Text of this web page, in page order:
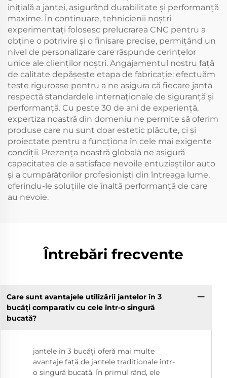
inițială a jantei, asigurând durabilitate și performanță
maxime. În continuare, tehnicienii noștri
experimentați folosesc prelucrarea CNC pentru a
obține o potrivire și o finisare precise, permițând un
nivel de personalizare care răspunde cerințelor
unice ale clienților noștri. Angajamentul nostru față
de calitate depășește etapa de fabricație: efectuăm
teste riguroase pentru a ne asigura că fiecare jantă
respectă standardele internaționale de siguranță și
performanță. Cu peste 30 de ani de experiență,
expertiza noastră din domeniu ne permite să oferim
produse care nu sunt doar estetic plăcute, ci și
proiectate pentru a funcționa în cele mai exigente
condiții. Prezența noastră globală ne asigură
capacitatea de a satisface nevoile entuziaștilor auto
și a cumpărătorilor profesioniști din întreaga lume,
oferindu-le soluțiile de înaltă performanță de care
au nevoie.
Întrebări frecvente
Care sunt avantajele utilizării jantelor în 3
bucăți comparativ cu cele într-o singură
bucată?
jantele în 3 bucăți oferă mai multe
avantaje față de jantele tradiționale într-
o singură bucată. În primul rând, ele